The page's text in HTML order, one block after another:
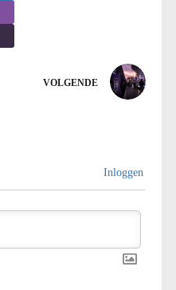
VOLGENDE
Inloggen